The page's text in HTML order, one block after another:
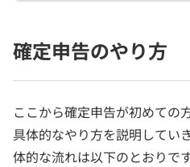
確定申告のやり方
ここから確定申告が初めての
具体的なやり方を説明してい
体的な流れは以下のとおりです